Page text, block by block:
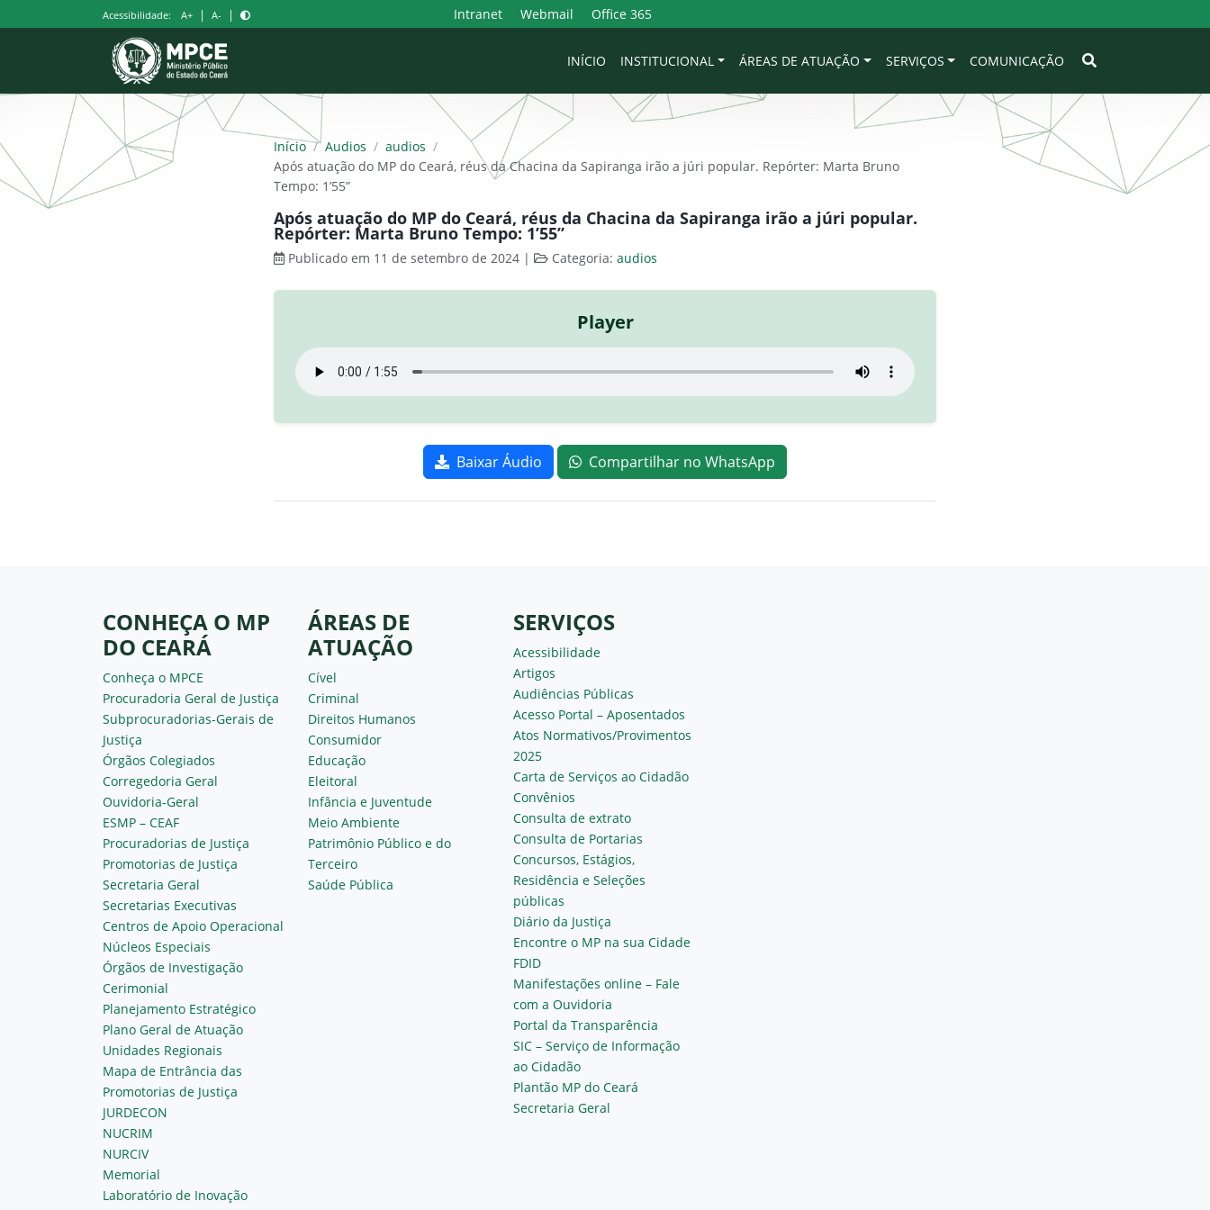
para
Acessibilidade: A+ | A- | Intranet Webmail Office 365
INÍCIO INSTITUCIONAL ÁREAS DE ATUAÇÃO SERVIÇOS COMUNICAÇÃO
Início / Audios / audios /
Após atuação do MP do Ceará, réus da Chacina da Sapiranga irão a júri popular. Repórter: Marta Bruno
Tempo: 1’55”
Após atuação do MP do Ceará, réus da Chacina da Sapiranga irão a júri popular.
Repórter: Marta Bruno Tempo: 1’55”
Publicado em 11 de setembro de 2024 | Categoria: audios
Player
Baixar Áudio Compartilhar no WhatsApp
CONHEÇA O MP
DO CEARÁ
Conheça o MPCE
Procuradoria Geral de Justiça
Subprocuradorias-Gerais de
Justiça
Órgãos Colegiados
Corregedoria Geral
Ouvidoria-Geral
ESMP – CEAF
Procuradorias de Justiça
Promotorias de Justiça
Secretaria Geral
Secretarias Executivas
Centros de Apoio Operacional
Núcleos Especiais
Órgãos de Investigação
Cerimonial
Planejamento Estratégico
Plano Geral de Atuação
Unidades Regionais
Mapa de Entrância das
Promotorias de Justiça
JURDECON
NUCRIM
NURCIV
Memorial
Laboratório de Inovação
ÁREAS DE
ATUAÇÃO
Cível
Criminal
Direitos Humanos
Consumidor
Educação
Eleitoral
Infância e Juventude
Meio Ambiente
Patrimônio Público e do
Terceiro
Saúde Pública
SERVIÇOS
Acessibilidade
Artigos
Audiências Públicas
Acesso Portal – Aposentados
Atos Normativos/Provimentos
2025
Carta de Serviços ao Cidadão
Convênios
Consulta de extrato
Consulta de Portarias
Concursos, Estágios,
Residência e Seleções
públicas
Diário da Justiça
Encontre o MP na sua Cidade
FDID
Manifestações online – Fale
com a Ouvidoria
Portal da Transparência
SIC – Serviço de Informação
ao Cidadão
Plantão MP do Ceará
Secretaria Geral